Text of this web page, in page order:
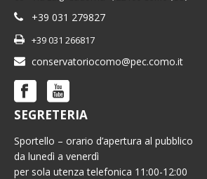
+39 031 279827
+39 031 266817
conservatoriocomo@pec.como.it
SEGRETERIA
Sportello – orario d’apertura al pubblico
da lunedì a venerdì
per sola utenza telefonica 11:00-12:00